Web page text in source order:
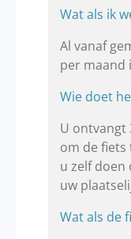
Wat als ik
Al vanaf
per maand
Wie doet
U ontvangt
om de
u zelf doen
uw
Wat als de